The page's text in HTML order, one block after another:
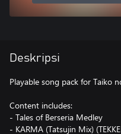
Deskripsi
Playable song pack for Taiko
Content includes:
- Tales of Berseria Medley
- KARMA (Tatsujin Mix)